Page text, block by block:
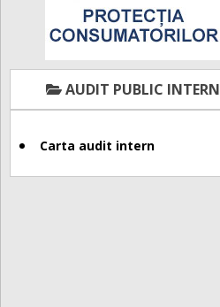
AUDIT PUBLIC INTERN
Carta audit intern